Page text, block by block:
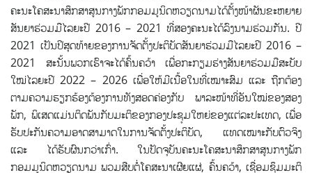
ຄະນະໂຄສະນາສຶກສາສູນກາງພັກກອມມູນິດຫວຽດນາມໄດ້ຕັ້ງໜ້າຜັນຂະຫຍາຍ
ສັນຍາຮ່ວມມືໄລຍະປີ 2016 – 2021 ທີ່ສອງຄະນະໄດ້ລົງນາມຮ່ວມກັນ. ປີ
2021 ເປັນປີສຸດທ້າຍຂອງການຈັດຕັ້ງປະຕິບັດສັນຍາຮ່ວມມືໄລຍະປີ 2016 –
2021 ສະນັ້ນພວກເຮົາຈະໄດ້ຄົ້ນຄວ້າ ເພື່ອກະກຽມຮ່າງສັນຍາຮ່ວມມືສະບັບ
ໃໝ່ໄລຍະປີ 2022 – 2026 ເພື່ອໃຫ້ມີເນື້ອໃນທີ່ເໝາະສົມ ແລະ ຖືກຕ້ອງ
ຕາມຄວາມຮຽກຮ້ອງຕ້ອງການທັງສອດຄ່ອງກັບ ພາລະໜ້າທີ່ອັນໃໝ່ຂອງສອງ
ພັກ, ພິເສດແມ່ນຕິດພັນກັບມະຕິຂອງກອງປະຊຸມໃຫຍ່ຂອງແຕ່ລະປະເທດ, ເພື່ອ
ຮັບປະກັນຄວາມອາດສາມາດໃນການຈັດຕັ້ງປະຕິບັດ, ແທດເໝາະກັບຕົວຈິງ
ແລະ ໄດ້ຮັບຜົນກວ່າເກົ່າ. ໃນປັດຈຸບັນຄະນະໂຄສະນາສຶກສາສູນກາງພັກ
ກອມມູນິດຫວຽດນາມ ພວມສືບຕໍ່ໂຄສະນາເຜີຍແຜ່, ຄົ້ນຄວ້າ, ເຊື່ອມຊຶມມະຕິ